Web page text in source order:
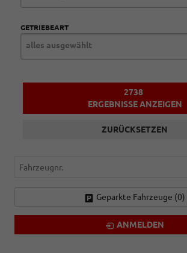
GETRIEBEART
alles ausgewählt
2738
ERGEBNISSE ANZEIGEN
ZURÜCKSETZEN
Fahrzeugnr.
Geparkte Fahrzeuge (0)
ANMELDEN